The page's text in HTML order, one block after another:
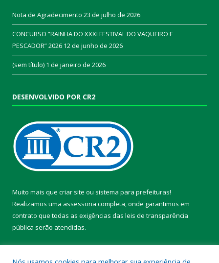
Nota de Agradecimento 23 de julho de 2026
CONCURSO “RAINHA DO XXXI FESTIVAL DO VAQUEIRO E
PESCADOR” 2026 12 de junho de 2026
(sem título) 1 de janeiro de 2026
DESENVOLVIDO POR CR2
Muito mais que criar site ou sistema para prefeituras!
Realizamos uma assessoria completa, onde garantimos em
contrato que todas as exigências das leis de transparência
pública serão atendidas.